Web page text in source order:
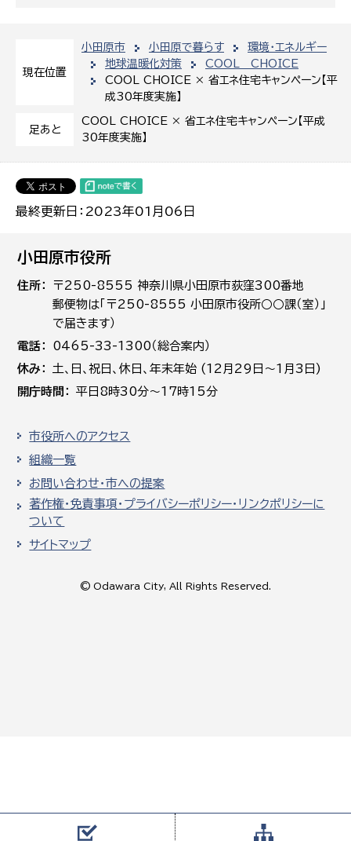
対象者を選
分野を選択 目的を選択
組織から探す
現在位置
小田原市 小田原で暮らす
環境・エネルギー
地球温暖化対策
COOL CHOICE
COOL CHOICE × 省エネ住宅キャンペーン【平
成30年度実施】
足あと
COOL CHOICE × 省エネ住宅キャンペーン【平成
30年度実施】
最終更新日：2023年01月06日
小田原市役所
住所
〒250-8555 神奈川県小田原市荻窪300番地
郵便物は「〒250-8555 小田原市役所○○課（室）」
で届きます）
電話
0465-33-1300（総合案内）
休み
土､日､祝日、休日、年末年始 (12月29日～1月3日)
開庁時間
平日8時30分～17時15分
市役所へのアクセス
組織一覧
お問い合わせ・市への提案
著作権・免責事項・プライバシーポリシー・リンクポリシーに
ついて
サイトマップ
© Odawara City, All Rights Reserved.